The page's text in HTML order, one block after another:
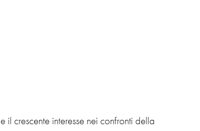
crescente interesse nei confronti della